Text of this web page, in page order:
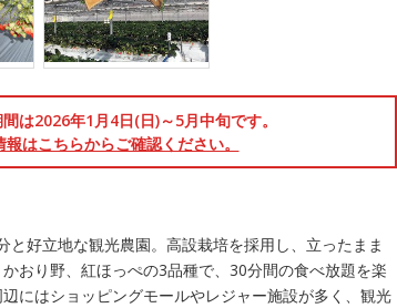
は2026年1月4日(日)～5月中旬です。
はこちらからご確認ください。
と好立地な観光農園。高設栽培を採用し、立ったまま
おり野、紅ほっぺの3品種で、30分間の食べ放題を楽
にはショッピングモールやレジャー施設が多く、観光